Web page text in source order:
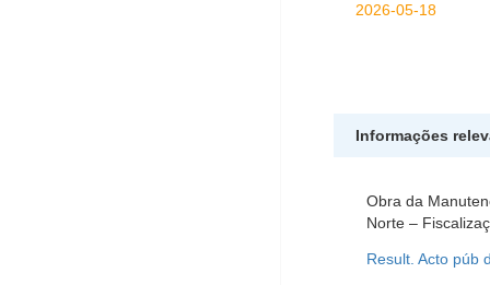
2026-05-18
Informações
Obra da
Norte –
Result. Acto púb